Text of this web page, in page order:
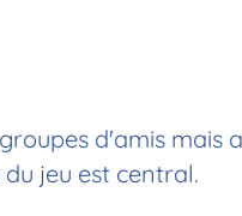
d'amis mais
jeu est central.